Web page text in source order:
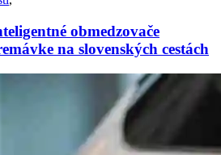
obmedzovače
na slovenských cestách